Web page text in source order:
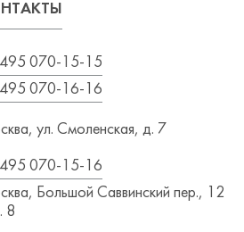
070-15-15
070-16-16
ул. Смоленская, д. 7
070-15-16
Большой Саввинский пер., 12
8